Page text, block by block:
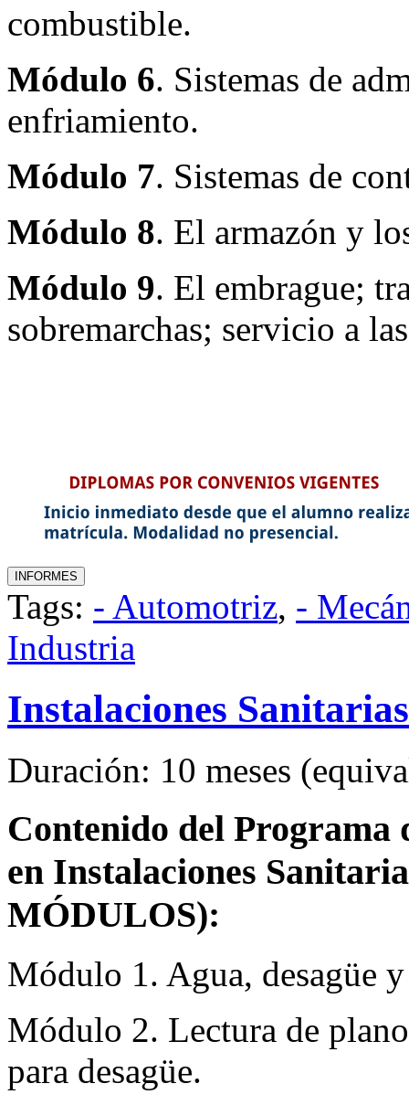
combustible.
Módulo 6. Sistemas de
enfriamiento.
Módulo 7. Sistemas de
Módulo 8. El armazón y
Módulo 9. El embrague;
sobremarchas; servicio a
Tags: - Automotriz, -
Industria
Instalaciones
Duración: 10 meses
Contenido del Programa
en Instalaciones
MÓDULOS):
Módulo 1. Agua, desagüe
Módulo 2. Lectura de
para desagüe.